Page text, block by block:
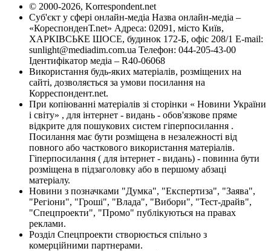
© 2000-2026, Korrespondent.net
Суб'єкт у сфері онлайн-медіа Назва онлайн-медіа –
«КореспонденТ.net» Адреса: 02091, місто Київ,
ХАРКІВСЬКЕ ШОСЕ, будинок 172-Б, офіс 208/1 E-mail:
sunlight@mediadim.com.ua Телефон: 044-205-43-00
Ідентифікатор медіа – R40-06068
Використання будь-яких матеріалів, розміщених на
сайті, дозволяється за умови посилання на
Корреспондент.net.
При копіюванні матеріалів зі сторінки « Новини України
і світу» , для інтернет - видань - обов'язкове пряме
відкрите для пошукових систем гіперпосилання .
Посилання має бути розміщена в незалежності від
повного або часткового використання матеріалів.
Гіперпосилання ( для інтернет - видань) - повинна бути
розміщена в підзаголовку або в першому абзаці
матеріалу.
Новини з позначками "Думка", "Експертиза", "Заява",
"Регіони", "Гроші", "Влада", "Вибори", "Тест-драйв",
"Спецпроекти", "Промо" публікуються на правах
реклами.
Розділ Спецпроекти створюється спільно з
комерційними партнерами.